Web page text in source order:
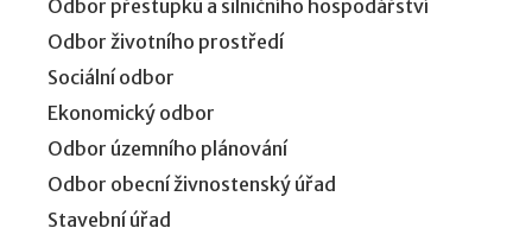
Odbor přestupků a silničního hospodářství
Odbor životního prostředí
Sociální odbor
Ekonomický odbor
Odbor územního plánování
Odbor obecní živnostenský úřad
Stavební úřad